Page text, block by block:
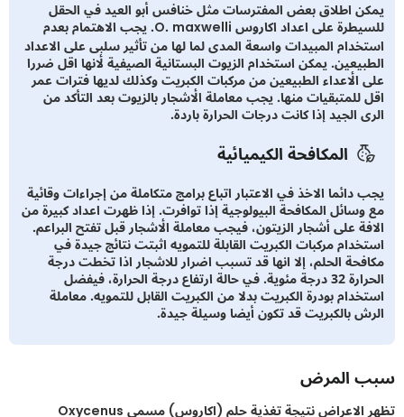
اطلاق بعض المفترسات مثل خنافس أبو العيد في الحقل
للسيطرة على اعداد اكاروس O. maxwelli. يجب الاهتمام بعدم
المبيدات واسعة المدى لما لها من تأثير سلبى على الاعداد
يمكن استخدام الزيوت البستانية الصيفية لأنها اقل ضررا
الأعداء الطبيعين من مركبات الكبريت وكذلك لديها فترات عمر
للمتبقيات منها. يجب معاملة الأشجار بالزيوت بعد التأكد من
الجيد إذا كانت درجات الحرارة باردة.
المكافحة الكيميائية
دائما الاخذ في الاعتبار اتباع برامج متكاملة من إجراءات وقائية
المكافحة البيولوجية إذا توافرت. إذا ظهرت اعداد كبيرة من
على أشجار الزيتون، فيجب معاملة الأشجار قبل تفتح البراعم.
مركبات الكبريت القابلة للتمويه اثبتت نتائج جيدة في
الحلم، إلا انها قد تسبب اضرار للاشجار اذا تخطت درجة
الحرارة 32 درجة مئوية. في حالة ارتفاع درجة الحرارة، فيفضل
بودرة الكبريت بدلا من الكبريت القابل للتمويه. معاملة
بالكبريت قد تكون أيضا وسيلة جيدة.
المرض
تظهر الاعراض نتيجة تغذية حلم (اكاروس) مسمى Oxycenus